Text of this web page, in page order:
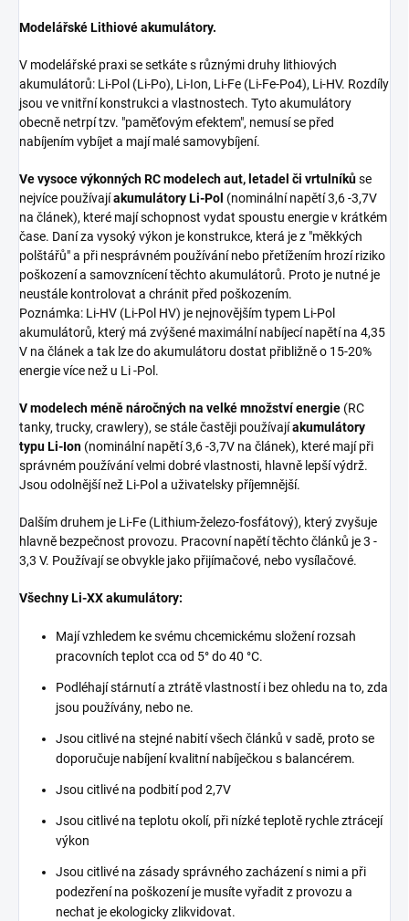
Modelářské Lithiové akumulátory.
V modelářské praxi se setkáte s různými druhy lithiových
akumulátorů: Li-Pol (Li-Po), Li-Ion, Li-Fe (Li-Fe-Po4), Li-HV. Rozdíly
jsou ve vnitřní konstrukci a vlastnostech. Tyto akumulátory
obecně netrpí tzv. "paměťovým efektem", nemusí se před
nabíjením vybíjet a mají malé samovybíjení.
Ve vysoce výkonných RC modelech aut, letadel či vrtulníkůse
nejvíce používajíakumulátory Li-Pol (nominální napětí 3,6 -3,7V
na článek), které mají schopnost vydat spoustu energie v krátkém
čase. Daní za vysoký výkon je konstrukce, která je z "měkkých
polštářů" a při nesprávném používání nebo přetížením hrozí riziko
poškození a samovznícení těchto akumulátorů. Proto je nutné je
neustále kontrolovat a chránit před poškozením.
Poznámka: Li-HV (Li-Pol HV) je nejnovějším typem Li-Pol
akumulátorů, který má zvýšené maximální nabíjecí napětí na 4,35
V na článek a tak lze do akumulátoru dostat přibližně o 15-20%
energie více než u Li -Pol.
V modelech méně náročných na velké množství energie (RC
tanky, trucky, crawlery), se stále častěji používajíakumulátory
typu Li-Ion (nominální napětí 3,6 -3,7V na článek), které mají při
správném používání velmi dobré vlastnosti, hlavně lepší výdrž.
Jsou odolnější než Li-Pol a uživatelsky příjemnější.
Dalším druhem je Li-Fe (Lithium-železo-fosfátový), který zvyšuje
hlavně bezpečnost provozu. Pracovní napětí těchto článků je 3 -
3,3 V. Používají se obvykle jako přijímačové, nebo vysílačové.
Všechny Li-XX akumulátory:
Mají vzhledem ke svému chcemickému složení rozsah
pracovních teplot cca od 5° do 40 °C.
Podléhají stárnutí a ztrátě vlastností i bez ohledu na to, zda
jsou používány, nebo ne.
Jsou citlivé na stejné nabití všech článků v sadě, proto se
doporučuje nabíjení kvalitní nabíječkou s balancérem.
Jsou citlivé na podbití pod 2,7V
Jsou citlivé na teplotu okolí, při nízké teplotě rychle ztrácejí
výkon
Jsou citlivé na zásady správného zacházení s nimi a při
podezření na poškození je musíte vyřadit z provozu a
nechat je ekologicky zlikvidovat.